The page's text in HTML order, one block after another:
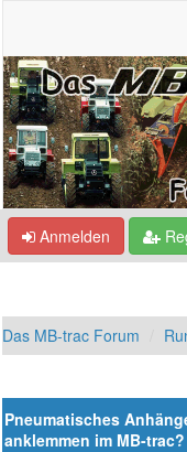
Anmelden
Das MB-trac Forum
Pneumatisches
anklemmen im MB-trac?